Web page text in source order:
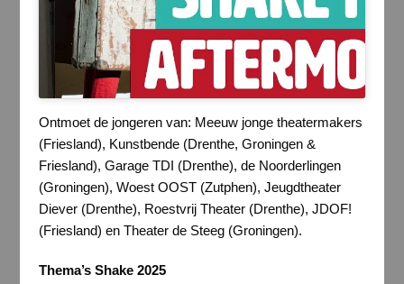
Ontmoet de jongeren van: Meeuw jonge theatermakers
(Friesland), Kunstbende (Drenthe, Groningen &
Friesland), Garage TDI (Drenthe), de Noorderlingen
(Groningen), Woest OOST (Zutphen), Jeugdtheater
Diever (Drenthe), Roestvrij Theater (Drenthe), JDOF!
(Friesland) en Theater de Steeg (Groningen).
Thema’s Shake 2025